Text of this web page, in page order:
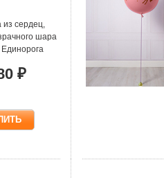
из сердец,
шара
₽